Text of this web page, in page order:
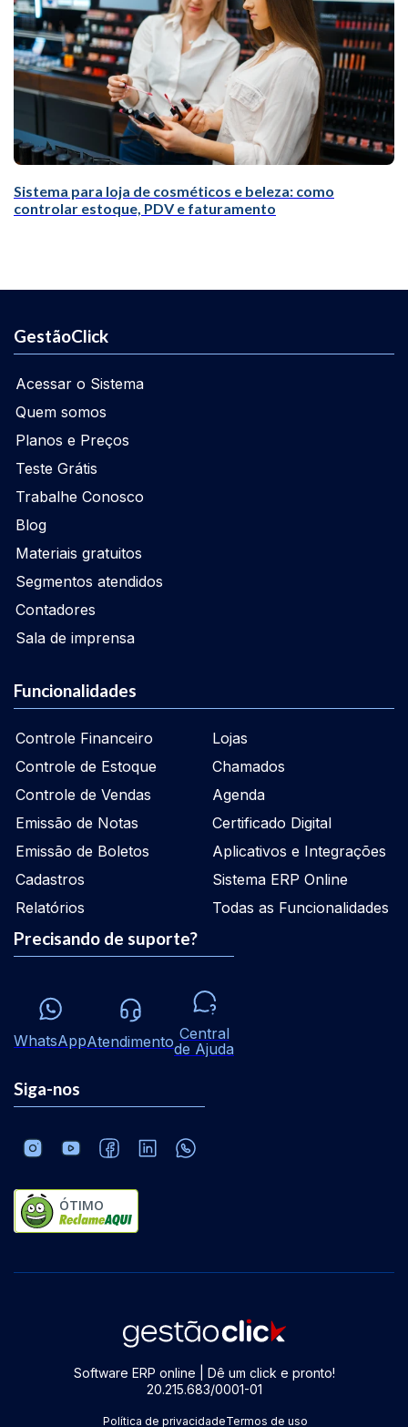
Sistema para loja de cosméticos e beleza: como
controlar estoque, PDV e faturamento
GestãoClick
Acessar o Sistema
Quem somos
Planos e Preços
Teste Grátis
Trabalhe Conosco
Blog
Materiais gratuitos
Segmentos atendidos
Contadores
Sala de imprensa
Funcionalidades
Controle Financeiro
Controle de Estoque
Controle de Vendas
Emissão de Notas
Emissão de Boletos
Cadastros
Relatórios
Lojas
Chamados
Agenda
Certificado Digital
Aplicativos e Integrações
Sistema ERP Online
Todas as Funcionalidades
Precisando de suporte?
WhatsAppAtendimento Central
de Ajuda
Siga-nos
ÓTIMO
Software ERP online | Dê um click e pronto!
20.215.683/0001-01
Política de privacidadeTermos de uso